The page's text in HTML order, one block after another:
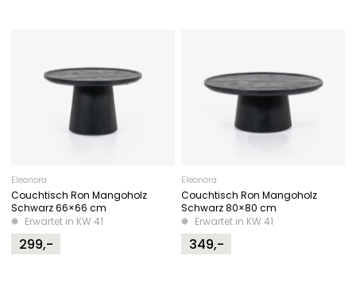
Eleonora
Couchtisch Ron Mangoholz
Schwarz 66×66 cm
Erwartet in KW 41
299,-
Eleonora
Couchtisch Ron Mangoholz
Schwarz 80×80 cm
Erwartet in KW 41
349,-